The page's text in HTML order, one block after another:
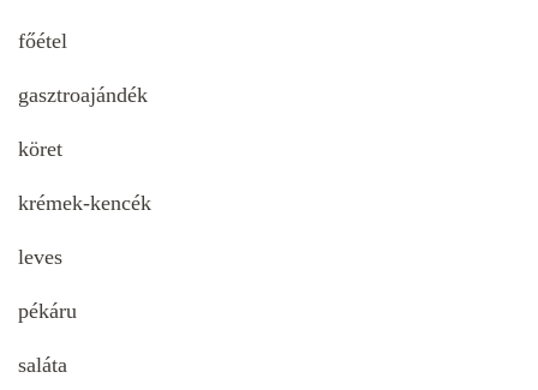
főétel
gasztroajándék
köret
krémek-kencék
leves
pékáru
saláta